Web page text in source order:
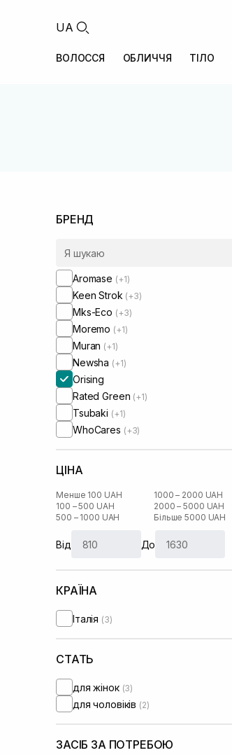
UA
ВОЛОССЯ ОБЛИЧЧЯ ТІЛО
БРЕНД
Aromase (+1)
Keen Strok (+3)
Mks-Eco (+3)
Moremo (+1)
Muran (+1)
Newsha (+1)
Orising
Rated Green (+1)
Tsubaki (+1)
WhoCares (+3)
ЦІНА
Менше 100 UAH
100 – 500 UAH
500 – 1000 UAH
1000 – 2000 UAH
2000 – 5000 UAH
Більше 5000 UAH
Від До
КРАЇНА
Італія (3)
СТАТЬ
для жінок (3)
для чоловіків (2)
ЗАСІБ ЗА ПОТРЕБОЮ